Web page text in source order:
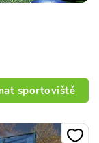
sportoviště